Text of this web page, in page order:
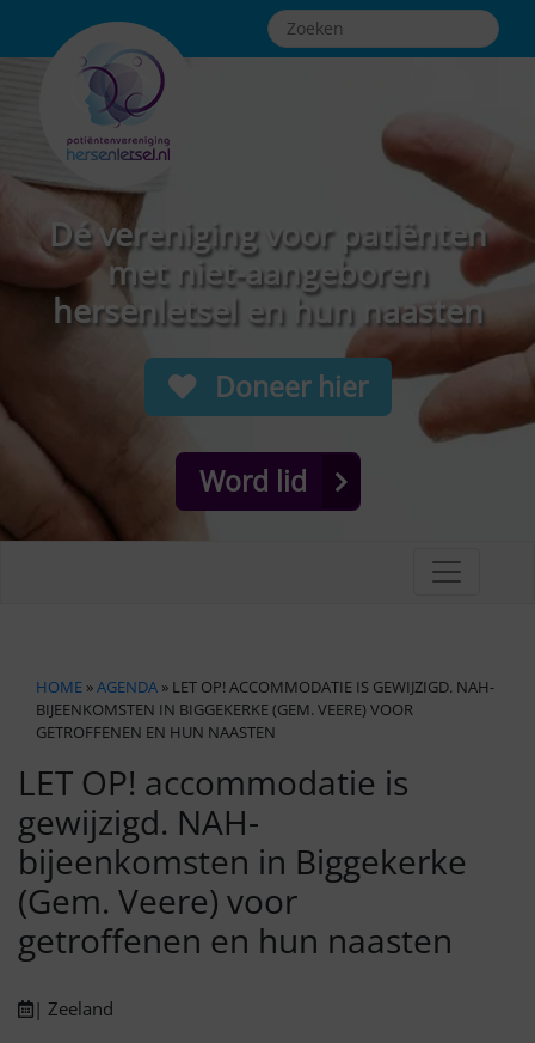
Dé vereniging voor patiënten
met niet-aangeboren
hersenletsel en hun naasten
Doneer hier
Word lid
HOME »AGENDA » LET OP! ACCOMMODATIE IS GEWIJZIGD. NAH-
BIJEENKOMSTEN IN BIGGEKERKE (GEM. VEERE) VOOR
GETROFFENEN EN HUN NAASTEN
LET OP! accommodatie is
gewijzigd. NAH-
bijeenkomsten in Biggekerke
(Gem. Veere) voor
getroffenen en hun naasten
| Zeeland